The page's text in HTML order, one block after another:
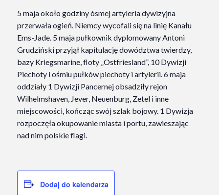
5 maja około godziny ósmej artyleria dywizyjna
przerwała ogień. Niemcy wycofali się na linię Kanału
Ems-Jade. 5 maja pułkownik dyplomowany Antoni
Grudziński przyjął kapitulację dowództwa twierdzy,
bazy Kriegsmarine, floty „Ostfriesland”, 10 Dywizji
Piechoty i ośmiu pułków piechoty i artylerii. 6 maja
oddziały 1 Dywizji Pancernej obsadziły rejon
Wilhelmshaven, Jever, Neuenburg, Zetel i inne
miejscowości, kończąc swój szlak bojowy. 1 Dywizja
rozpoczęła okupowanie miasta i portu, zawieszając
nad nim polskie flagi.
Dodaj do kalendarza